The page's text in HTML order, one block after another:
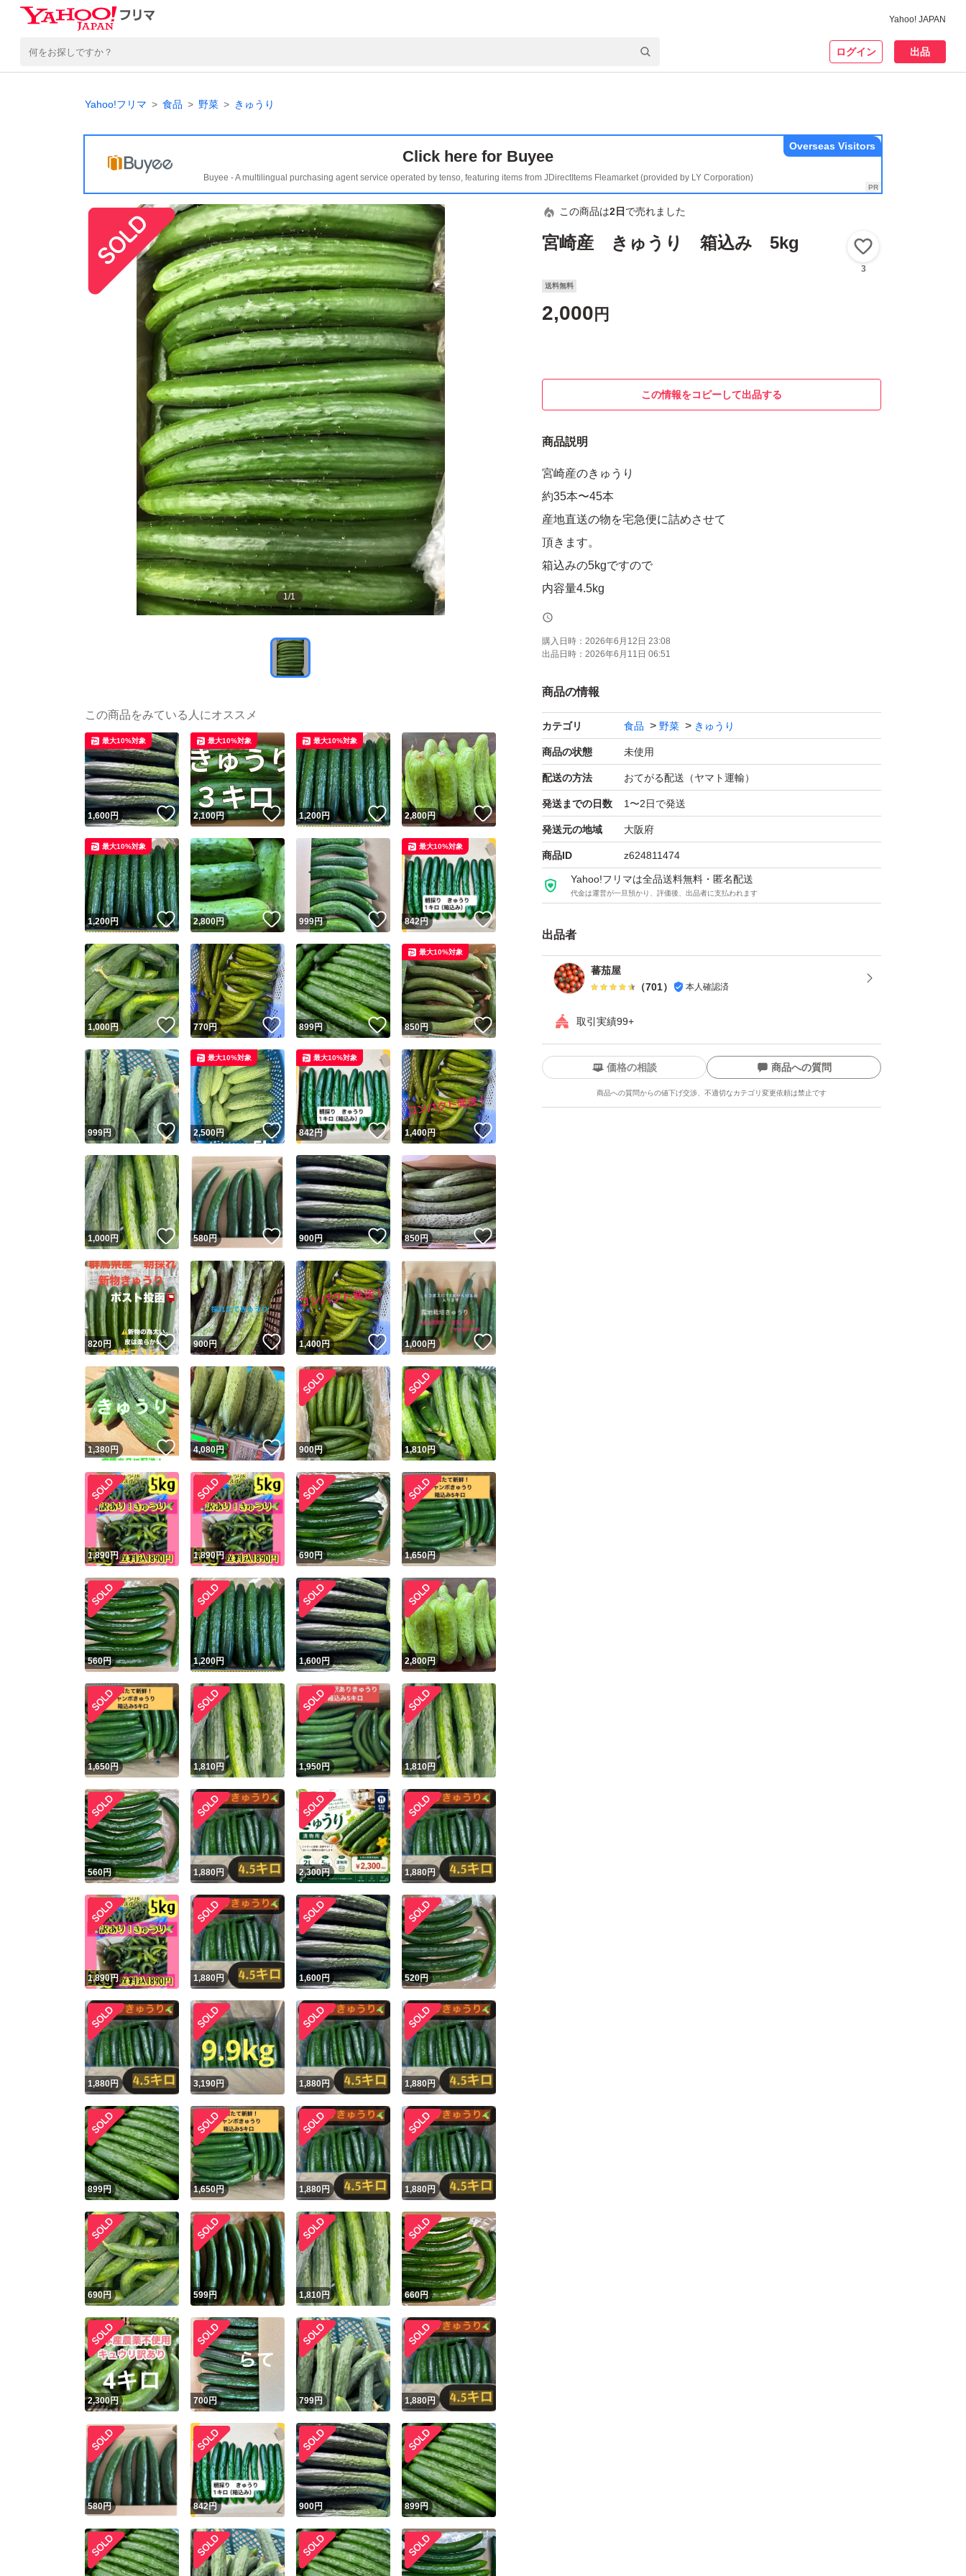
Yahoo! JAPAN
ログイン 出品
Yahoo!フリマ 食品 野菜 きゅうり
Click here for Buyee
Buyee - A multilingual purchasing agent service operated by tenso, featuring items from JDirectItems Fleamarket (provided by LY Corporation)
Overseas Visitors
1/1
この商品は2日 で売れました
宮崎産 きゅうり 箱込み 5kg
3
送料無料
2,000 円
この情報をコピーして出品する
商品説明
宮崎産のきゅうり
約35本〜45本
産地直送の物を宅急便に詰めさせて
頂きます。
箱込みの5kgですので
内容量4.5kg
購入日時： 2026年6月12日 23:08
出品日時： 2026年6月11日 06:51
商品の情報
カテゴリ 食品 野菜 きゅうり
商品の状態 未使用
配送の方法 おてがる配送（ヤマト運輸）
発送までの日数 1〜2日で発送
発送元の地域 大阪府
商品ID z624811474
Yahoo!フリマは全品送料無料・匿名配送
代金は運営が一旦預かり、評価後、出品者に支払われます
出品者
蕃茄屋
（701） 本人確認済
取引実績99+
ユーザーの実績について
Yahoo!フリマが定めた一定の基準を満たしたユーザーにバッジを付与しています
安心取引出品者
安心取引出品者 Yahoo!フリマの基準をクリアした安心・安全なユーザーです
取引実績
取引実績◯+ このユーザーはYahoo!フリマの取引を完了させた実績があります
他フリマ実績◯+ このユーザーは他フリマサービスでの取引実績があります
スピード&安心発送
※このバッジは実績に基づく表示であり、発送を保証しているものではありません
スピード＆安心発送
このユーザーは高頻度で24時間以内＆設定した発送日数内に発送してい
ます
スピード発送 このユーザーは高頻度で24時間以内に発送しています
安心発送 このユーザーは設定した発送日数内に発送しています
価格の相談 商品への質問
商品への質問からの値下げ交渉、不適切なカテゴリ変更依頼は禁止です
この商品の情報をコピーします
商品画像の無断転載は禁止されています
コピーは1商品につき1回です
出品ページへ
キャンセル
この商品をみている人にオススメ
1,600円 いいね！
最大10%対象
2,100円 いいね！
最大10%対象
1,200円 いいね！
最大10%対象
2,800円 いいね！
1,200円 いいね！
最大10%対象
2,800円 いいね！
999円 いいね！
842円 いいね！
最大10%対象
1,000円 いいね！
770円 いいね！
899円 いいね！
850円 いいね！
最大10%対象
999円 いいね！
2,500円 いいね！
最大10%対象
842円 いいね！
最大10%対象
1,400円
1,000円 いいね！
580円 いいね！
900円 いいね！
850円 いいね！
820円 いいね！
900円 いいね！
1,400円 いいね！
1,000円
1,380円 いいね！
4,080円 いいね！
900円 1,810円
1,890円 1,890円 690円 1,650円
560円 1,200円 1,600円 2,800円
1,650円 1,810円 1,950円 1,810円
560円 1,880円 2,300円 1,880円
1,890円 1,880円 1,600円 520円
1,880円 3,190円 1,880円 1,880円
899円 1,650円 1,880円 1,880円
690円 599円 1,810円 660円
2,300円 700円 799円 1,880円
580円 842円 900円 899円